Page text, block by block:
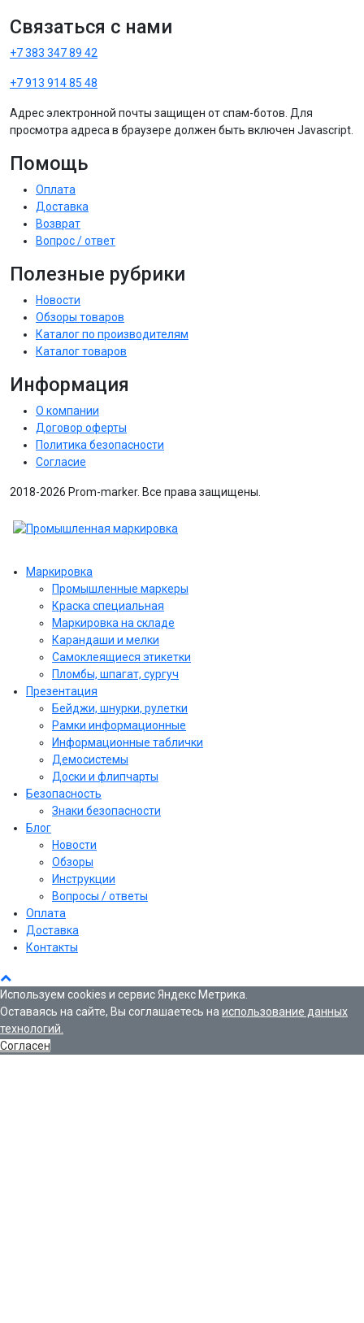
Связаться с нами
+7 383 347 89 42
+7 913 914 85 48
Адрес электронной почты защищен от спам-ботов. Для
просмотра адреса в браузере должен быть включен Javascript.
Помощь
Оплата
Доставка
Возврат
Вопрос / ответ
Полезные рубрики
Новости
Обзоры товаров
Каталог по производителям
Каталог товаров
Информация
О компании
Договор оферты
Политика безопасности
Согласие
2018-2026 Prom-marker. Все права защищены.
Маркировка
Промышленные маркеры
Краска специальная
Маркировка на складе
Карандаши и мелки
Самоклеящиеся этикетки
Пломбы, шпагат, сургуч
Презентация
Бейджи, шнурки, рулетки
Рамки информационные
Информационные таблички
Демосистемы
Доски и флипчарты
Безопасность
Знаки безопасности
Блог
Новости
Обзоры
Инструкции
Вопросы / ответы
Оплата
Доставка
Контакты
Используем cookies и сервис Яндекс Метрика.
Оставаясь на сайте, Вы соглашаетесь наиспользование данных
технологий.
Согласен